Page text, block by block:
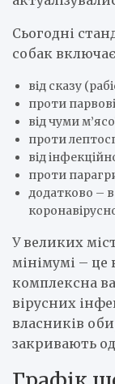
Сьогодні
собак
від сказу
проти
від чуми
проти
від
проти
додатково –
У великих
мінімумі – це
комплексна
вірусних
власників
закривають